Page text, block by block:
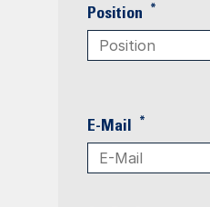
Position *
E-Mail *